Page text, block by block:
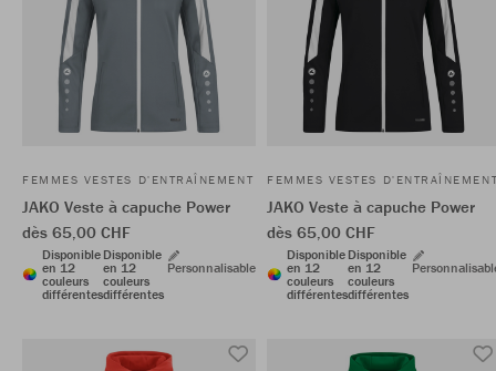
FEMMES VESTES D'ENTRAÎNEMENT
JAKO Veste à capuche Power
dès 65,00 CHF
Disponible
en 12
couleurs
différentes
Disponible
en 12
couleurs
différentes
Personnalisable
FEMMES VESTES
JAKO Veste à capuche Power
dès 65,00 CHF
Disponible
en 12
couleurs
différentes
Disponible
en 12
couleurs
différentes